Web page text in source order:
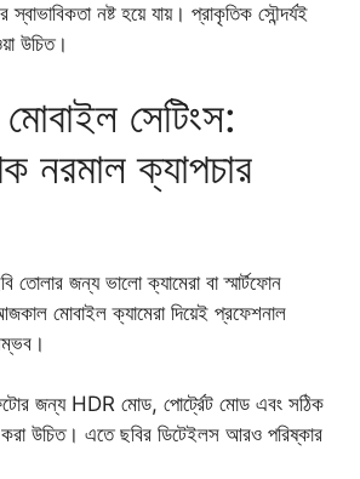
নষ্ট হয়ে যায়। প্রাকৃতিক সৌন্দর্যই
উচিত।
সেটিংস:
নরমাল ক্যাপচার
তোলার জন্য ভালো ক্যামেরা বা স্মার্টফোন
মোবাইল ক্যামেরা দিয়েই প্রফেশনাল
জন্য HDR মোড, পোর্ট্রেট মোড এবং সঠিক
করা উচিত। এতে ছবির ডিটেইলস আরও পরিষ্কার